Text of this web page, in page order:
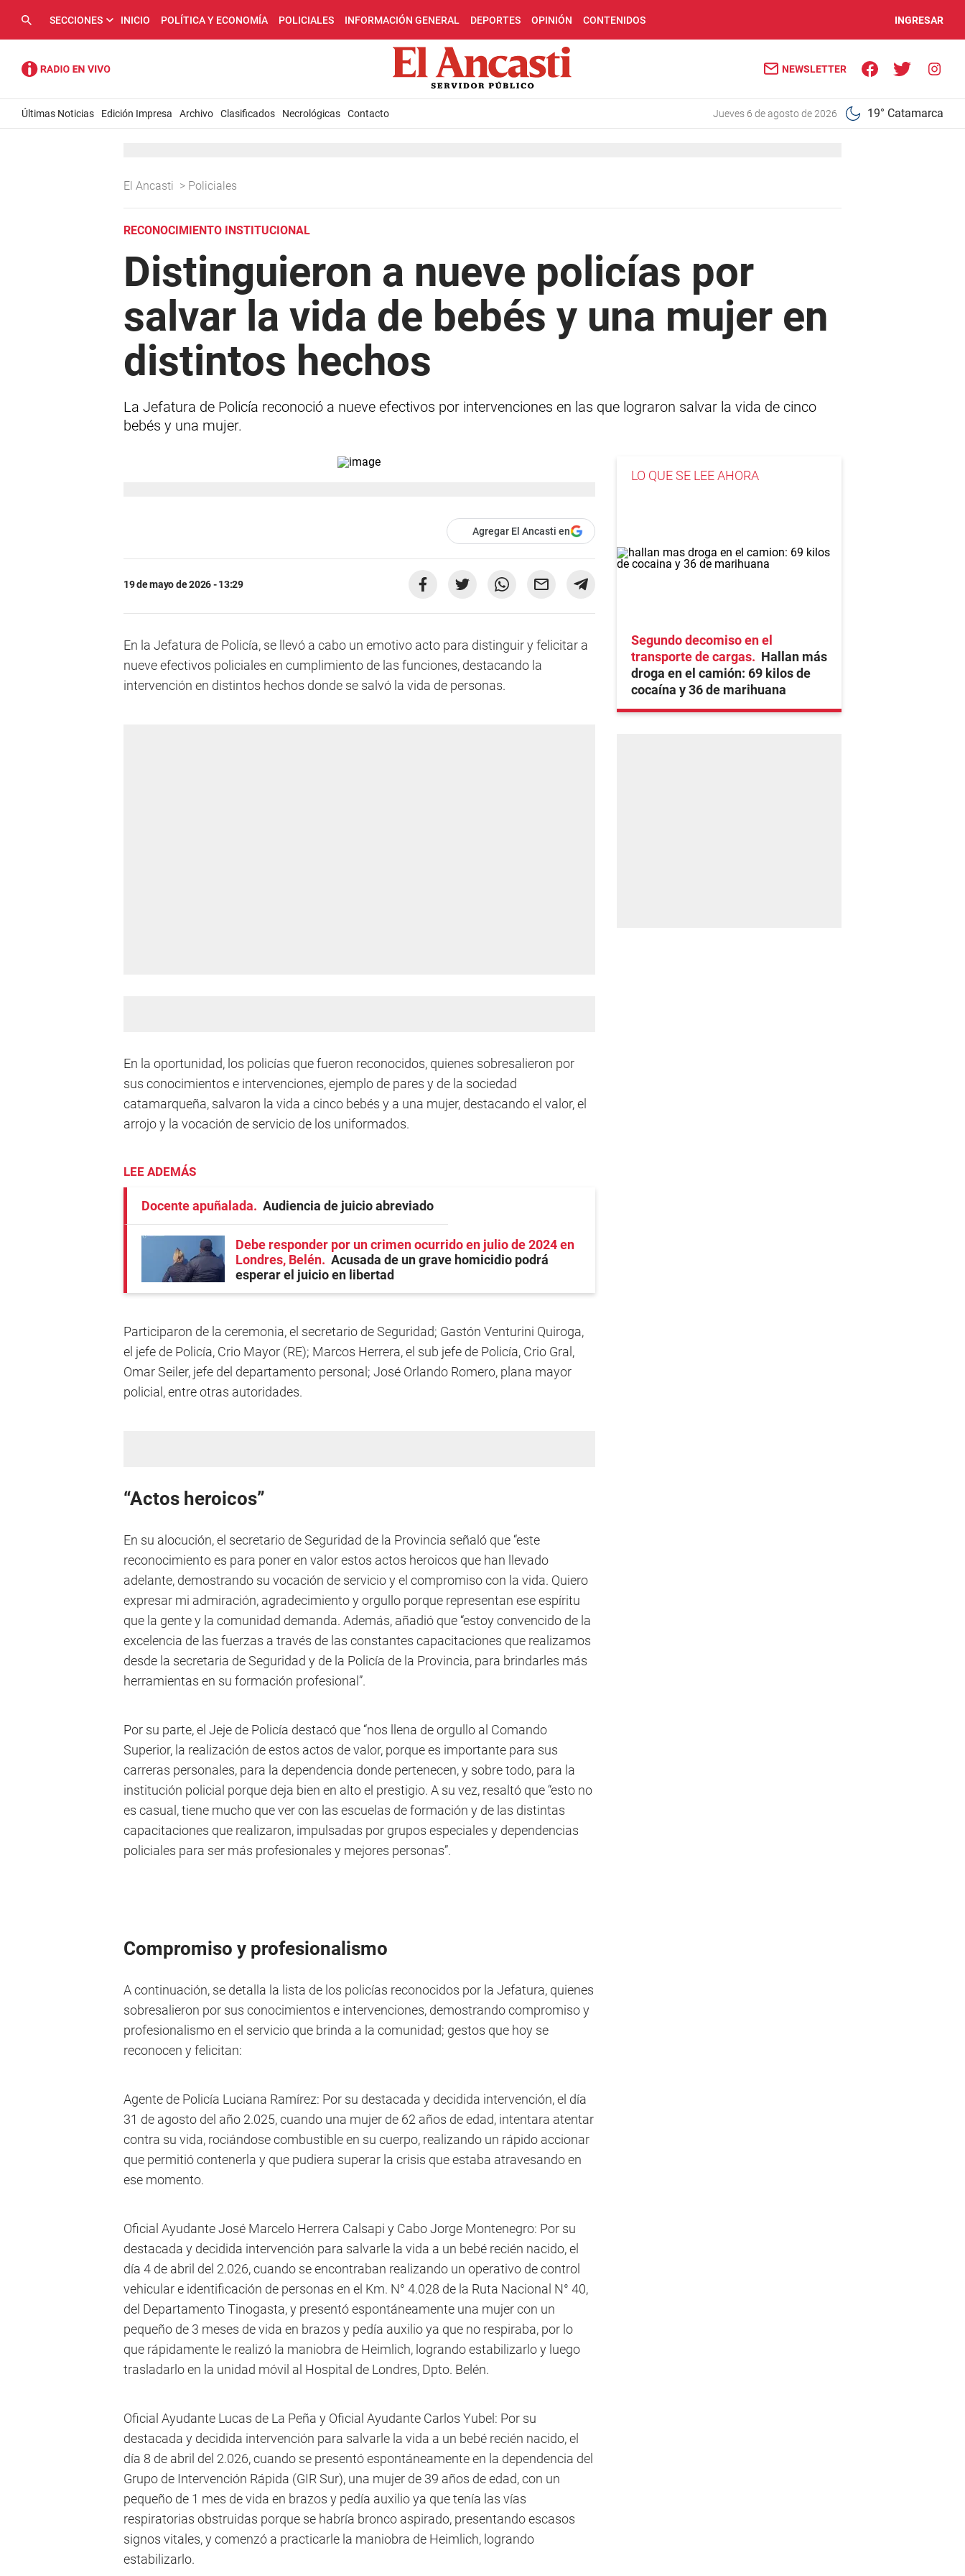
SECCIONES INICIO POLÍTICA Y ECONOMÍA POLICIALES INFORMACIÓN GENERAL DEPORTES OPINIÓN CONTENIDOS INGRESAR
NEWSLETTER
Últimas Noticias Edición Impresa Archivo Clasificados Necrológicas Contacto jueves 6 de agosto de 2026 19° Catamarca
El Ancasti > Policiales
RECONOCIMIENTO INSTITUCIONAL
Distinguieron a nueve policías por
salvar la vida de bebés y una mujer en
distintos hechos
La Jefatura de Policía reconoció a nueve efectivos por intervenciones en las que lograron salvar la vida de cinco
bebés y una mujer.
Agregar El Ancasti en
19 de mayo de 2026 - 13:29
En la Jefatura de Policía, se llevó a cabo un emotivo acto para distinguir y felicitar a
nueve efectivos policiales en cumplimiento de las funciones, destacando la
intervención en distintos hechos donde se salvó la vida de personas.
En la oportunidad, los policías que fueron reconocidos, quienes sobresalieron por
sus conocimientos e intervenciones, ejemplo de pares y de la sociedad
catamarqueña, salvaron la vida a cinco bebés y a una mujer, destacando el valor, el
arrojo y la vocación de servicio de los uniformados.
LEE ADEMÁS
Docente apuñalada Audiencia de juicio abreviado
Debe responder por un crimen ocurrido en julio de 2024 en
Londres, Belén
Acusada de un grave homicidio podrá
esperar el juicio en libertad
Participaron de la ceremonia, el secretario de Seguridad; Gastón Venturini Quiroga,
el jefe de Policía, Crio Mayor (RE); Marcos Herrera, el sub jefe de Policía, Crio Gral,
Omar Seiler, jefe del departamento personal; José Orlando Romero, plana mayor
policial, entre otras autoridades.
“Actos heroicos”
En su alocución, el secretario de Seguridad de la Provincia señaló que “este
reconocimiento es para poner en valor estos actos heroicos que han llevado
adelante, demostrando su vocación de servicio y el compromiso con la vida. Quiero
expresar mi admiración, agradecimiento y orgullo porque representan ese espíritu
que la gente y la comunidad demanda. Además, añadió que “estoy convencido de la
excelencia de las fuerzas a través de las constantes capacitaciones que realizamos
desde la secretaria de Seguridad y de la Policía de la Provincia, para brindarles más
herramientas en su formación profesional”.
Por su parte, el Jeje de Policía destacó que “nos llena de orgullo al Comando
Superior, la realización de estos actos de valor, porque es importante para sus
carreras personales, para la dependencia donde pertenecen, y sobre todo, para la
institución policial porque deja bien en alto el prestigio. A su vez, resaltó que “esto no
es casual, tiene mucho que ver con las escuelas de formación y de las distintas
capacitaciones que realizaron, impulsadas por grupos especiales y dependencias
policiales para ser más profesionales y mejores personas”.
Compromiso y profesionalismo
A continuación, se detalla la lista de los policías reconocidos por la Jefatura, quienes
sobresalieron por sus conocimientos e intervenciones, demostrando compromiso y
profesionalismo en el servicio que brinda a la comunidad; gestos que hoy se
reconocen y felicitan:
Agente de Policía Luciana Ramírez: Por su destacada y decidida intervención, el día
31 de agosto del año 2.025, cuando una mujer de 62 años de edad, intentara atentar
contra su vida, rociándose combustible en su cuerpo, realizando un rápido accionar
que permitió contenerla y que pudiera superar la crisis que estaba atravesando en
ese momento.
Oficial Ayudante José Marcelo Herrera Calsapi y Cabo Jorge Montenegro: Por su
destacada y decidida intervención para salvarle la vida a un bebé recién nacido, el
día 4 de abril del 2.026, cuando se encontraban realizando un operativo de control
vehicular e identificación de personas en el Km. N° 4.028 de la Ruta Nacional N° 40,
del Departamento Tinogasta, y presentó espontáneamente una mujer con un
pequeño de 3 meses de vida en brazos y pedía auxilio ya que no respiraba, por lo
que rápidamente le realizó la maniobra de Heimlich, logrando estabilizarlo y luego
trasladarlo en la unidad móvil al Hospital de Londres, Dpto. Belén.
Oficial Ayudante Lucas de La Peña y Oficial Ayudante Carlos Yubel: Por su
destacada y decidida intervención para salvarle la vida a un bebé recién nacido, el
día 8 de abril del 2.026, cuando se presentó espontáneamente en la dependencia del
Grupo de Intervención Rápida (GIR Sur), una mujer de 39 años de edad, con un
pequeño de 1 mes de vida en brazos y pedía auxilio ya que tenía las vías
respiratorias obstruidas porque se habría bronco aspirado, presentando escasos
signos vitales, y comenzó a practicarle la maniobra de Heimlich, logrando
estabilizarlo.
LO QUE SE LEE AHORA
Segundo decomiso en el
transporte de cargas
Hallan más
droga en el camión: 69 kilos de
cocaína y 36 de marihuana